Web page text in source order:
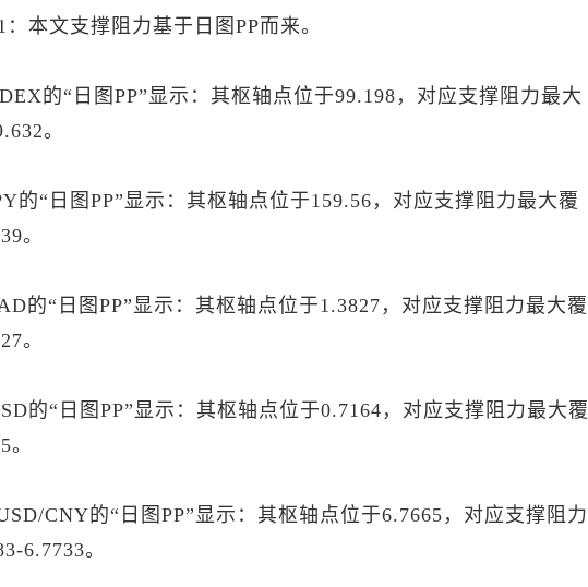
本文支撑阻力基于日图PP而来。
的“日图PP”显示：其枢轴点位于99.198，对应支撑阻力最大
。
的“日图PP”显示：其枢轴点位于159.56，对应支撑阻力最大覆
。
的“日图PP”显示：其枢轴点位于1.3827，对应支撑阻力最大覆
。
的“日图PP”显示：其枢轴点位于0.7164，对应支撑阻力最大覆
CNY的“日图PP”显示：其枢轴点位于6.7665，对应支撑阻力
6.7733。